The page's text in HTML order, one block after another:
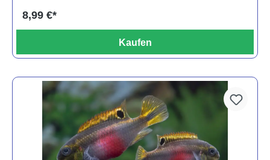
8,99 €*
Kaufen